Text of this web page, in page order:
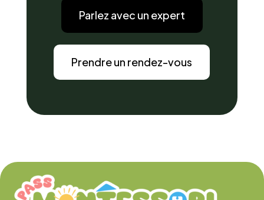
Parlez avec un expert
Prendre un rendez-vous